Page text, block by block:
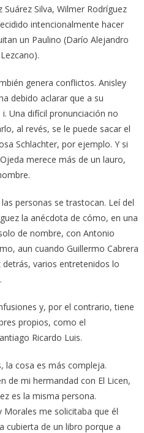
Silva, Wilmer Rodríguez
intencionalmente hacer
un Paulino (Darío Alejandro
genera conflictos. Anisley
debido aclarar que a su
Una difícil pronunciación no
al revés, se le puede sacar el
Schlachter, por ejemplo. Y si
merece más de un lauro,
personas se trastocan. Leí del
la anécdota de cómo, en una
de nombre, con Antonio
aun cuando Guillermo Cabrera
detrás, varios entretenidos lo
y, por el contrario, tiene
propios, como el
Ricardo Luis.
la cosa es más compleja.
de mi hermandad con El Licen,
es la misma persona.
Morales me solicitaba que él
cubierta de un libro porque a